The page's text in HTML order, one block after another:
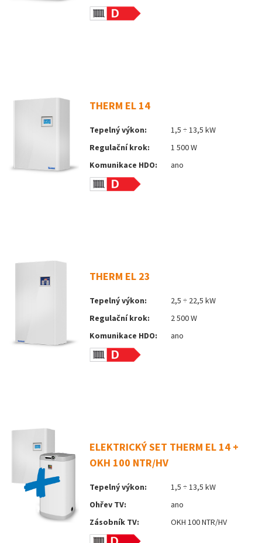
THERM EL 14
Tepelný výkon:
1,5 ÷ 13,5 kW
Regulační krok:
1 500 W
Komunikace HDO:
ano
THERM EL 23
Tepelný výkon:
2,5 ÷ 22,5 kW
Regulační krok:
2 500 W
Komunikace HDO:
ano
ELEKTRICKÝ SET THERM EL 14 +
OKH 100 NTR/HV
Tepelný výkon:
1,5 ÷ 13,5 kW
Ohřev TV:
ano
Zásobník TV:
OKH 100 NTR/HV